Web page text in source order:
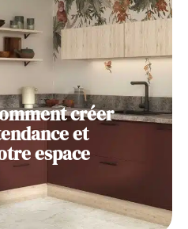
créer
et
espace